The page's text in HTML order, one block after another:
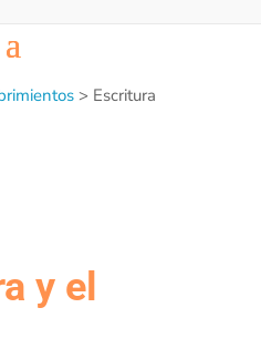
> Escritura
y el